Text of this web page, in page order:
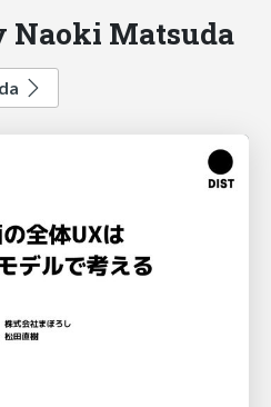
Naoki Matsuda